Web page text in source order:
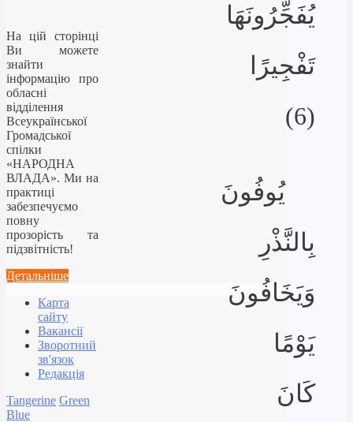
يُفَجِّرُونَهَا
تَفْجِيرًا
(6)
يُوفُونَ
بِالنَّذْرِ
وَيَخَافُونَ
يَوْمًا
كَانَ
На цій сторінці
Ви можете
знайти
інформацію про
обласні
відділення
Всеукраїнської
Громадської
спілки
«НАРОДНА
ВЛАДА». Ми на
практиці
забезпечуємо
повну
прозорість та
підзвітність!
Детальніше
Карта
сайту
Вакансії
Зворотний
зв'язок
Редакція
Tangerine Green
Blue